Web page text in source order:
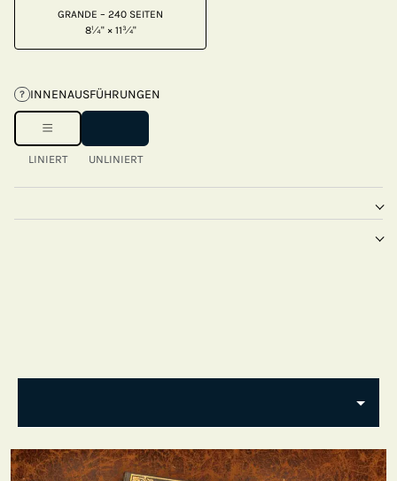
GRANDE – 240 SEITEN
8¼" × 11¾"
? INNENAUSFÜHRUNGEN
LINIERT UNLINIERT